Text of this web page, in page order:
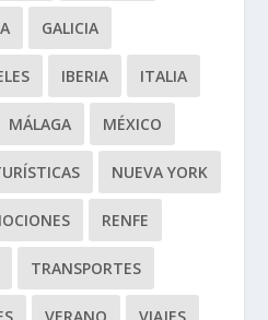
GALICIA
IBERIA ITALIA
MÁLAGA MÉXICO
NUEVA YORK
RENFE
TRANSPORTES
VERANO VIAJES